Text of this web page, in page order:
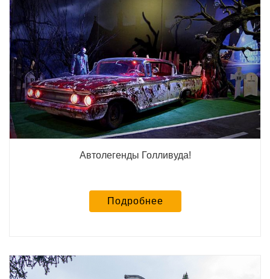
Автолегенды Голливуда!
Подробнее